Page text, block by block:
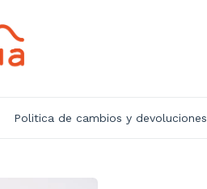
Politica de cambios y devoluciones